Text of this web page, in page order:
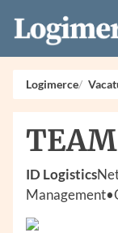
Vacatures
Events
Adverteren
Partners
Logimerce
ID Logistics
Management•